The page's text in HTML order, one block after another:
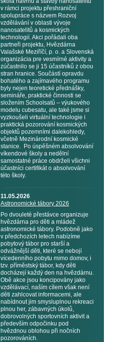
v rámci projektu přeshraniční
spolupráce s názvem Rozvoj
vzdělávání v oblasti vývoje
nanosatelitů a kosmických
technologií. Akci pořádali oba
partneři projektu, Hvězdárna
Valašské Meziříčí, p. o. a Slovenská
organizácia pre vesmírné aktivity a
zúčastnilo se ji 15 účastníků z obou
stran hranice. Součástí opravdu
bohatého a zajímavého programu
byly nejen teoretické přednášky,
semináře, praktické činnosti se
složením Schoolsatů – výukového
modelu cubesatu, ale také jsme si
vyzkoušeli virtuální technologie i
praktická pozorování kosmických
objektů pozemními dalekohledy,
včetně Mezinárodní kosmické
stanice. Po úspěšném absolvování
víkendové školy a nedělní
samostatné práce obdrželi všichni
účastníci certifikát o absolvování
této školy.
11.05.2026
Astronomické tábory 2026
Po dvouleté přestávce organizuje
hvězdárna pro děti a mládež
astronomické tábory. Podobně jako
v předchozích letech nabízíme
pobytový tábor pro starší a
odvážnější děti, které se nebojí
vícedenního pobytu mimo domov, i
tzv. příměstský tábor, kdy děti
docházejí každý den na hvězdárnu.
Obě akce jsou koncipovány jako
vzdělávací, naším cílem však není
děti zahlcovat informacemi, ale
nabídnout jim smysluplnou rekreaci
plnou her, zábavných úkolů,
dobrovolných sportovních aktivit a
především odpočinku pod
hvězdnou oblohou při nočních
pozorováních.